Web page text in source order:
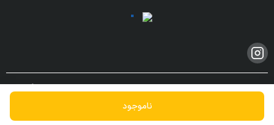
ناموجود
کلیه حقوق مادی و معنوی این سایت محفوظ و متعلق به این فروشگاه می
ساخته شده توسط
فروشگاه ساز سپهر